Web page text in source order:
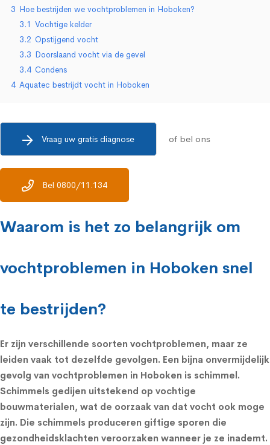
3 Hoe bestrijden we vochtproblemen in Hoboken?
3.1 Vochtige kelder
3.2 Opstijgend vocht
3.3 Doorslaand vocht via de gevel
3.4 Condens
4 Aquatec bestrijdt vocht in Hoboken
Vraag uw gratis diagnose of bel ons
Bel 0800/11.134
Waarom is het zo belangrijk om
vochtproblemen in Hoboken snel
te bestrijden?
Er zijn verschillende soorten vochtproblemen, maar ze
leiden vaak tot dezelfde gevolgen. Een bijna onvermijdelijk
gevolg van vochtproblemen in Hoboken is schimmel.
Schimmels gedijen uitstekend op vochtige
bouwmaterialen, wat de oorzaak van dat vocht ook moge
zijn. Die schimmels produceren giftige sporen die
gezondheidsklachten veroorzaken wanneer je ze inademt.